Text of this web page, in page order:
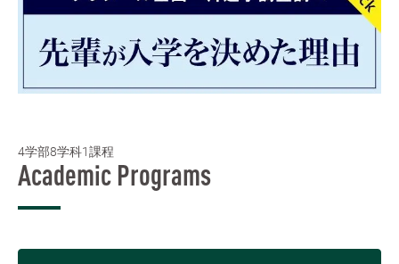
4学部8学科1課程
Academic Programs